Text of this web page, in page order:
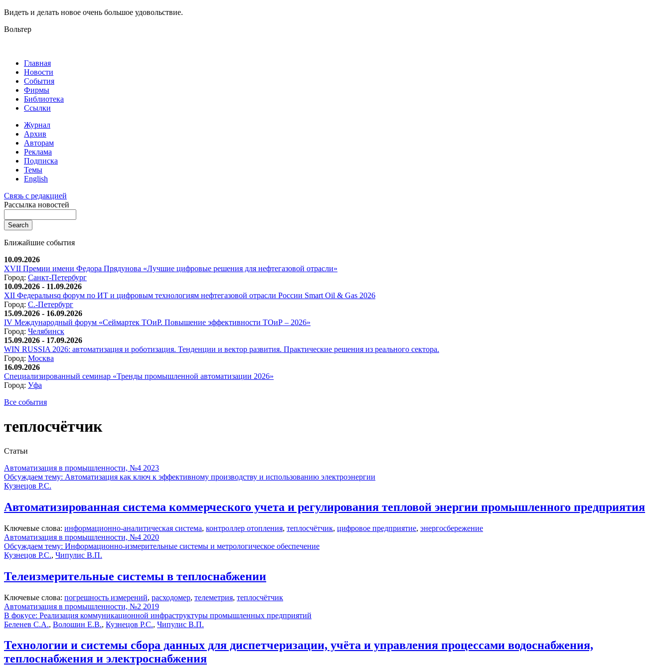
Видеть и делать новое очень большое удовольствие.
Вольтер
Главная
Новости
События
Фирмы
Библиотека
Ссылки
Журнал
Архив
Авторам
Реклама
Подписка
Темы
English
Связь с редакцией
Рассылка новостей
Ближайшие события
10.09.2026
XVII Премии имени Федора Прядунова «Лучшие цифровые решения для нефтегазовой отрасли»
Город: Санкт-Петербург
10.09.2026 - 11.09.2026
XII Федеральнsq форум по ИТ и цифровым технологиям нефтегазовой отрасли России Smart Oil & Gas 2026
Город: С.-Петербург
15.09.2026 - 16.09.2026
IV Международный форум «Сеймартек ТОиР. Повышение эффективности ТОиР – 2026»
Город: Челябинск
15.09.2026 - 17.09.2026
WIN RUSSIA 2026: автоматизация и роботизация. Тенденции и вектор развития. Практические решения из реального сектора.
Город: Москва
16.09.2026
Специализированный семинар «Тренды промышленной автоматизации 2026»
Город: Уфа
Все события
теплосчётчик
Статьи
Автоматизация в промышленности, №4 2023
Обсуждаем тему: Автоматизация как ключ к эффективному производству и использованию электроэнергии
Кузнецов Р.С.
Автоматизированная система коммерческого учета и регулирования тепловой энергии промышленного предприятия
Ключевые слова: информационно-аналитическая система, контроллер отопления, теплосчётчик, цифровое предприятие, энергосбережение
Автоматизация в промышленности, №4 2020
Обсуждаем тему: Информационно-измерительные системы и метрологическое обеспечение
Кузнецов Р.С., Чипулис В.П.
Телеизмерительные системы в теплоснабжении
Ключевые слова: погрешность измерений, расходомер, телеметрия, теплосчётчик
Автоматизация в промышленности, №2 2019
В фокусе: Реализация коммуникационной инфраструктуры промышленных предприятий
Беленев С.А., Волошин Е.В., Кузнецов Р.С., Чипулис В.П.
Технологии и системы сбора данных для диспетчеризации, учёта и управления процессами водоснабжения,
теплоснабжения и электроснабжения